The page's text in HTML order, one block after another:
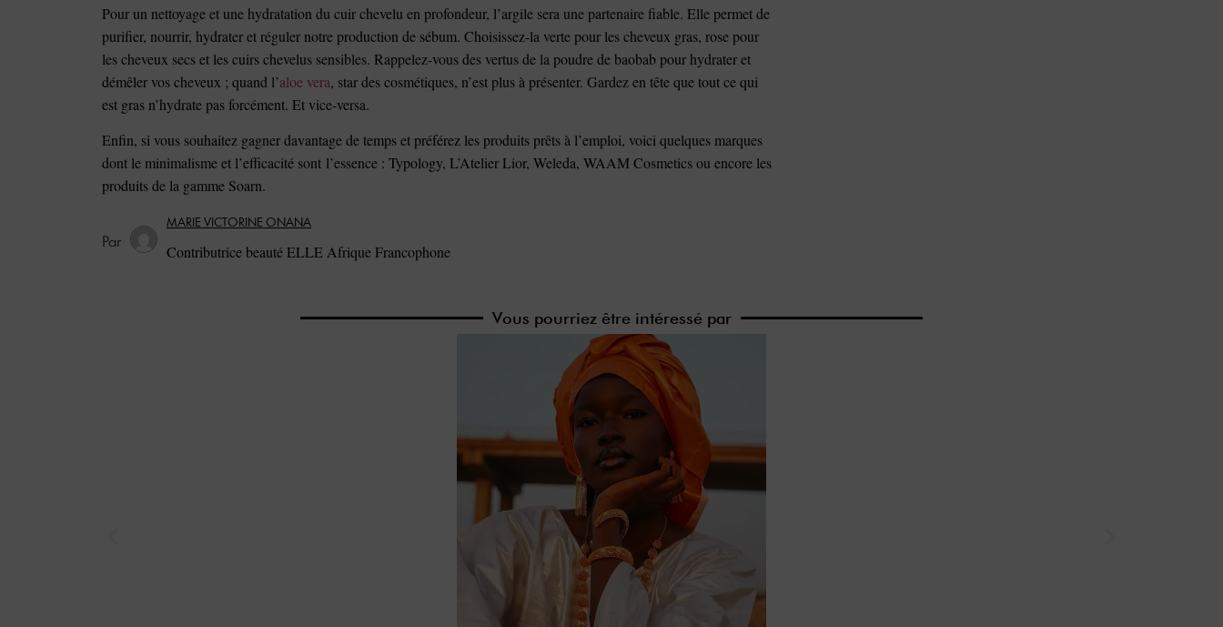
Pour un nettoyage et une hydratation du cuir chevelu en profondeur, l’argile sera une partenaire fiable. Elle permet de
purifier, nourrir, hydrater et réguler notre production de sébum. Choisissez-la verte pour les cheveux gras, rose pour
les cheveux secs et les cuirs chevelus sensibles. Rappelez-vous des vertus de la poudre de baobab pour hydrater et
démêler vos cheveux ; quand l’aloe vera, star des cosmétiques, n’est plus à présenter. Gardez en tête que tout ce qui
est gras n’hydrate pas forcément. Et vice-versa.
Enfin, si vous souhaitez gagner davantage de temps et préférez les produits prêts à l’emploi, voici quelques marques
dont le minimalisme et l’efficacité sont l’essence : Typology, L’Atelier Lior, Weleda, WAAM Cosmetics ou encore les
produits de la gamme Soarn.
MARIE VICTORINE ONANA
Contributrice beauté ELLE Afrique Francophone
Vous pourriez être intéressé par